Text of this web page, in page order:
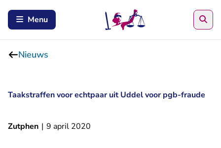
Menu
Nieuws
Taakstraffen voor echtpaar uit Uddel voor pgb-fraude
Zutphen | 9 april 2020